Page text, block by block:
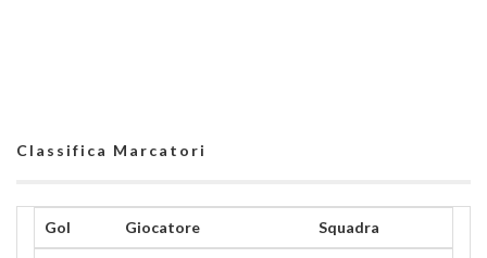
Classifica Marcatori
Gol Giocatore Squadra